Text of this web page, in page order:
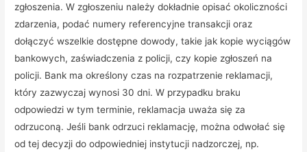
zgłoszenia. W zgłoszeniu należy dokładnie opisać okoliczności
zdarzenia, podać numery referencyjne transakcji oraz
dołączyć wszelkie dostępne dowody, takie jak kopie wyciągów
bankowych, zaświadczenia z policji, czy kopie zgłoszeń na
policji. Bank ma określony czas na rozpatrzenie reklamacji,
który zazwyczaj wynosi 30 dni. W przypadku braku
odpowiedzi w tym terminie, reklamacja uważa się za
odrzuconą. Jeśli bank odrzuci reklamację, można odwołać się
od tej decyzji do odpowiedniej instytucji nadzorczej, np.